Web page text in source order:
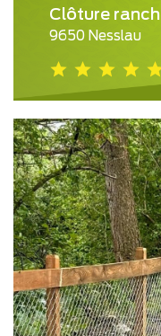
Clôture ranch
9650 Nesslau